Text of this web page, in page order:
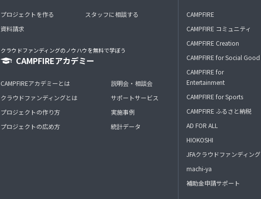
プロジェクトを作る
資料請求
スタッフに相談する
クラウドファンディングのノウハウを無料で学ぼう
CAMPFIREアカデミー
CAMPFIREアカデミーとは
クラウドファンディングとは
プロジェクトの作り方
プロジェクトの広め方
説明会・相談会
サポートサービス
実施事例
統計データ
CAMPFIRE
CAMPFIRE コミュニティ
CAMPFIRE Creation
CAMPFIRE for Social Good
CAMPFIRE for
Entertainment
CAMPFIRE for Sports
CAMPFIRE ふるさと納税
AD FOR ALL
HIOKOSHI
JFAクラウドファンディング
machi-ya
補助金申請サポート